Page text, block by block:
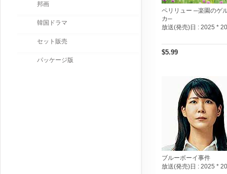
ペリリュー ─楽園のゲ
カ─
放送(発売)日 : 2025 *
$5.99
ブルーボーイ事件
放送(発売)日 : 2025 *
邦画
韓国ドラマ
セット販売
パッケージ版